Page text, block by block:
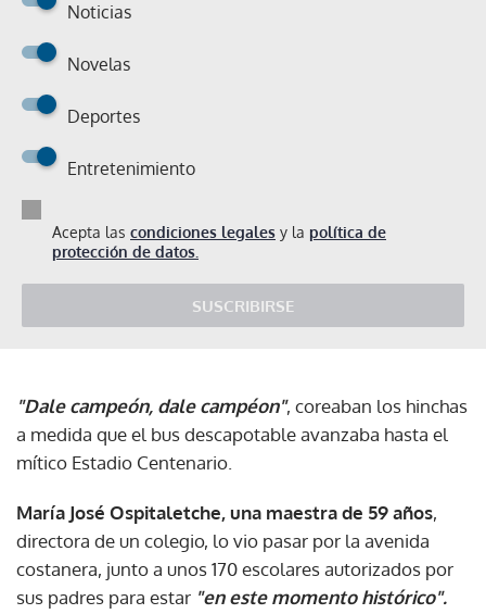
Noticias
Novelas
Deportes
Entretenimiento
Acepta las condiciones legales y la política de
protección de datos.
SUSCRIBIRSE
"Dale campeón, dale campéon", coreaban los hinchas
a medida que el bus descapotable avanzaba hasta el
mítico Estadio Centenario.
María José Ospitaletche, una maestra de 59 años,
directora de un colegio, lo vio pasar por la avenida
costanera, junto a unos 170 escolares autorizados por
sus padres para estar "en este momento histórico".